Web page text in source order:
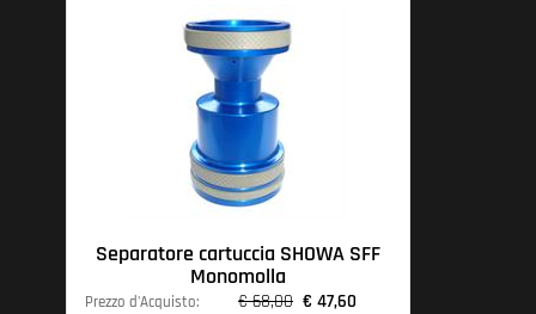
Separatore cartuccia SHOWA SFF
Monomolla
Prezzo d'Acquisto: € 68,00 € 47,60